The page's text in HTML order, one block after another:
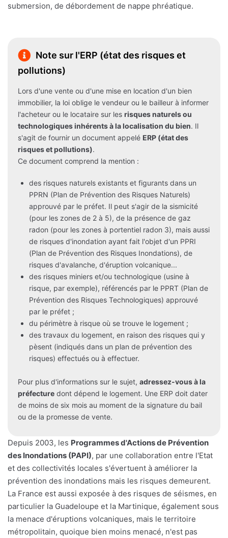
submersion, de débordement de nappe phréatique.
Note sur l'ERP (état des risques et
pollutions)
Lors d'une vente ou d'une mise en location d'un bien
immobilier, la loi oblige le vendeur ou le bailleur à informer
l'acheteur ou le locataire sur les risques naturels ou
technologiques inhérents à la localisation du bien. Il
s'agit de fournir un document appelé ERP (état des
risques et pollutions).
Ce document comprend la mention :
des risques naturels existants et figurants dans un
PPRN (Plan de Prévention des Risques Naturels)
approuvé par le préfet. Il peut s'agir de la sismicité
(pour les zones de 2 à 5), de la présence de gaz
radon (pour les zones à portentiel radon 3), mais aussi
de risques d'inondation ayant fait l'objet d'un PPRI
(Plan de Prévention des Risques Inondations), de
risques d'avalanche, d'éruption volcanique...
des risques miniers et/ou technologique (usine à
risque, par exemple), référencés par le PPRT (Plan de
Prévention des Risques Technologiques) approuvé
par le préfet ;
du périmètre à risque où se trouve le logement ;
des travaux du logement, en raison des risques qui y
pèsent (indiqués dans un plan de prévention des
risques) effectués ou à effectuer.
Pour plus d'informations sur le sujet, adressez-vous à la
préfecture dont dépend le logement. Une ERP doit dater
de moins de six mois au moment de la signature du bail
ou de la promesse de vente.
Depuis 2003, les Programmes d'Actions de Prévention
des Inondations (PAPI), par une collaboration entre l'Etat
et des collectivités locales s'évertuent à améliorer la
prévention des inondations mais les risques demeurent.
La France est aussi exposée à des risques de séismes, en
particulier la Guadeloupe et la Martinique, également sous
la menace d'éruptions volcaniques, mais le territoire
métropolitain, quoique bien moins menacé, n'est pas